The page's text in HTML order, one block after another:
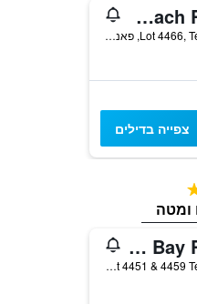
Purnama Beach Resort
Lot 4466, Teluk Nipah, פאנגקור איילנד, מלזיה
צפייה בדילים
Pangkor Palm Bay Resort
Lot 4451 & 4459 Teluk Nipah, פאנגקור איילנד, מלזיה